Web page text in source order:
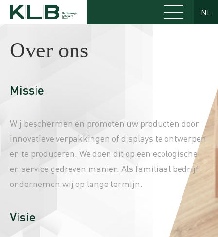
NL
Over ons
Missie
Wij beschermen en promoten uw producten door
innovatieve verpakkingen of displays te ontwerpen
en te produceren. We doen dit op een ecologische
en service gedreven manier. Als familiaal bedrijf
ondernemen wij op lange termijn.
Visie